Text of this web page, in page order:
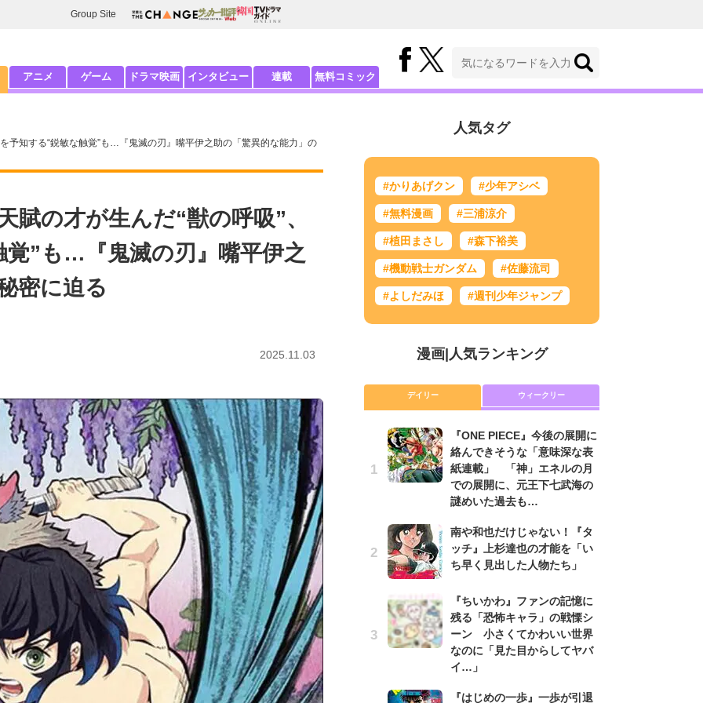
Group Site
アニメ ゲーム ドラマ映画 インタビュー 連載 無料コミック
予知する“鋭敏な触覚”も…『鬼滅の刃』嘴平伊之助の「驚異的な能力」の
賦の才が生んだ“獣の呼吸”、
覚”も…『鬼滅の刃』嘴平伊之
密に迫る
2025.11.03
人気タグ
#かりあげクン #少年アシベ
#無料漫画 #三浦涼介
#植田まさし #森下裕美
#機動戦士ガンダム #佐藤流司
#よしだみほ #週刊少年ジャンプ
漫画| 人気ランキング
デイリー ウィークリー
『ONE PIECE』今後の展開に
絡んできそうな「意味深な表
紙連載」 「神」エネルの月
での展開に、元王下七武海の
謎めいた過去も…
南や和也だけじゃない！『タ
ッチ』上杉達也の才能を「い
ち早く見出した人物たち」
『ちいかわ』ファンの記憶に
残る「恐怖キャラ」の戦慄シ
ーン 小さくてかわいい世界
なのに「見た目からしてヤバ
イ…」
『はじめの一歩』一歩が引退